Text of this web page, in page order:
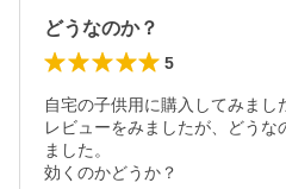
どうなのか？
5
自宅の子供用に購入してみまし
レビューをみましたが、どう
ました。
効くのかどうか？